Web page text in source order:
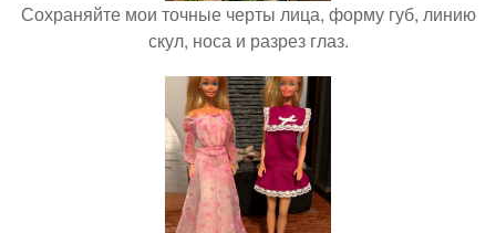
Сохраняйте мои точные черты лица, форму губ, линию
скул, носа и разрез глаз.